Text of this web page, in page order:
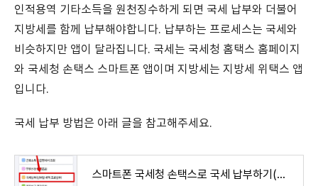
인적용역 기타소득을 원천징수하게 되면 국세 납부와 더불어
지방세를 함께 납부해야합니다. 납부하는 프로세스는 국세와
비슷하지만 앱이 달라집니다. 국세는 국세청 홈택스 홈페이지
와 국세청 손택스 스마트폰 앱이며 지방세는 지방세 위택스 앱
입니다.
국세 납부 방법은 아래 글을 참고해주세요.
스마트폰 국세청 손택스로 국세 납부하기(인적용역 기타소득)